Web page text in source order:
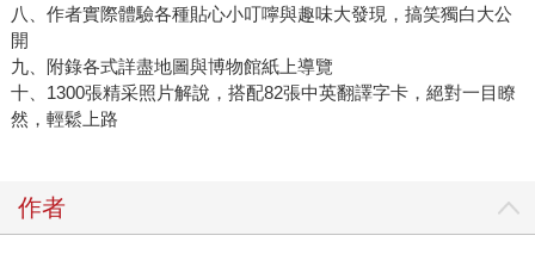
八、作者實際體驗各種貼心小叮嚀與趣味大發現，搞笑獨白大公
開
九、附錄各式詳盡地圖與博物館紙上導覽
十、1300張精采照片解說，搭配82張中英翻譯字卡，絕對一目瞭
然，輕鬆上路
作者